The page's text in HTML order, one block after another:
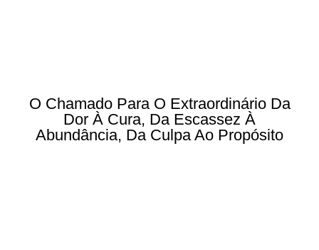
O Chamado Para O Extraordinário Da
Dor À Cura, Da Escassez À
Abundância, Da Culpa Ao Propósito